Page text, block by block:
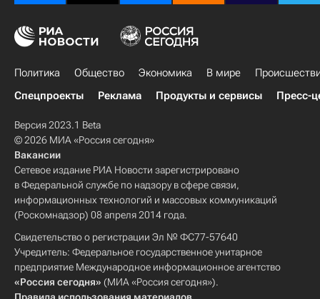
Политика Общество Экономика В мире
Спецпроекты
Реклама Продукты и сервисы Пресс-
Версия 2023.1 Beta
© 2026 МИА «Россия сегодня»
Вакансии
Сетевое издание РИА Новости зарегистрировано
в Федеральной службе по надзору в сфере связи,
информационных технологий и массовых коммуникаций
(Роскомнадзор) 08 апреля 2014 года.
Свидетельство о регистрации Эл № ФС77-57640
Учредитель: Федеральное государственное унитарное
предприятие Международное информационное агентство
«Россия сегодня» (МИА «Россия сегодня»).